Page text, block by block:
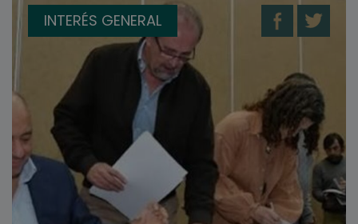
INTERÉS GENERAL